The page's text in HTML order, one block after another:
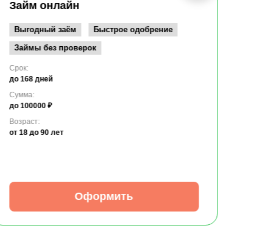
Займ онлайн
Выгодный заём
Быстрое одобрение
Займы без проверок
Срок:
до 168 дней
Сумма:
до 100000 ₽
Возраст:
от 18 до 90 лет
Оформить